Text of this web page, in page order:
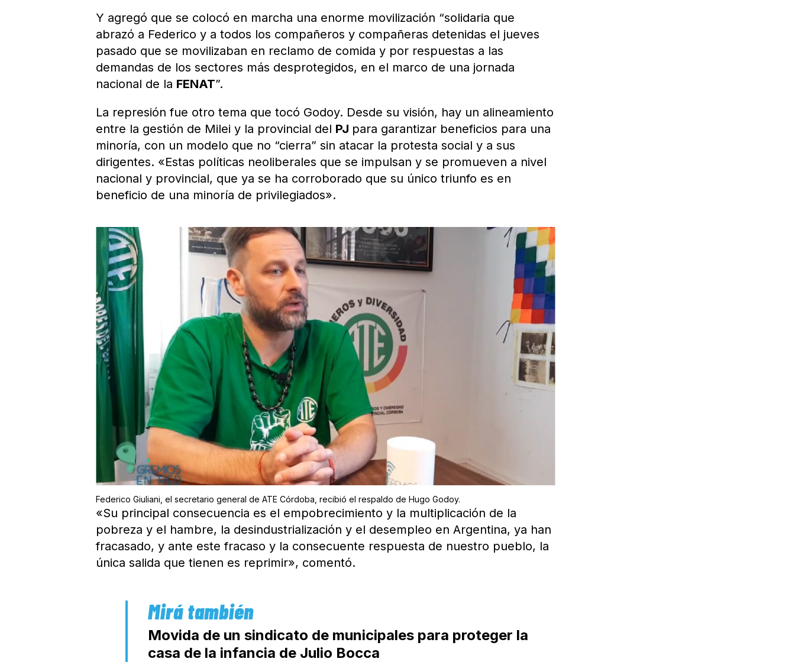
Y agregó que se colocó en marcha una enorme movilización “solidaria que
abrazó a Federico y a todos los compañeros y compañeras detenidas el jueves
pasado que se movilizaban en reclamo de comida y por respuestas a las
demandas de los sectores más desprotegidos, en el marco de una jornada
nacional de la FENAT”.
La represión fue otro tema que tocó Godoy. Desde su visión, hay un alineamiento
entre la gestión de Milei y la provincial del PJ para garantizar beneficios para una
minoría, con un modelo que no “cierra” sin atacar la protesta social y a sus
dirigentes. «Estas políticas neoliberales que se impulsan y se promueven a nivel
nacional y provincial, que ya se ha corroborado que su único triunfo es en
beneficio de una minoría de privilegiados».
Federico Giuliani, el secretario general de ATE Córdoba, recibió el respaldo de Hugo Godoy.
«Su principal consecuencia es el empobrecimiento y la multiplicación de la
pobreza y el hambre, la desindustrialización y el desempleo en Argentina, ya han
fracasado, y ante este fracaso y la consecuente respuesta de nuestro pueblo, la
única salida que tienen es reprimir», comentó.
Movida de un sindicato de municipales para proteger la
casa de la infancia de Julio Bocca